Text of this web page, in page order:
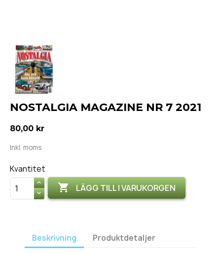
NOSTALGIA MAGAZINE NR 7 2021
80,00 kr
Inkl. moms
Kvantitet
 LÄGG TILL I VARUKORGEN
Beskrivning Produktdetaljer